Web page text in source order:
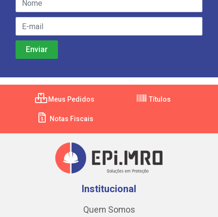
Meus Pedidos Títulos
Notas Fiscais
Institucional
Quem Somos